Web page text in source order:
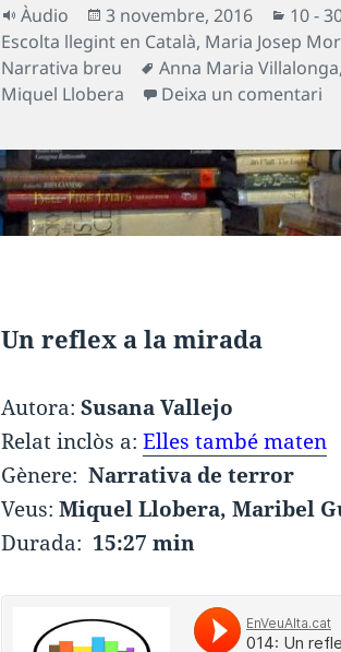
Format
Àudio
Publicat
el
3 novembre, 2016 10 -
Escolta llegint en Català, Maria Josep
Narrativa breu
Etiquetes
Anna Maria Villalonga,
Miquel Llobera
Deixa un comentari
Un reflex a la mirada
Autora:Susana Vallejo
Relat inclòs a:Elles també maten
Gènere:Narrativa de terror
Veus:Miquel Llobera, Maribel
Durada: 15:27 min